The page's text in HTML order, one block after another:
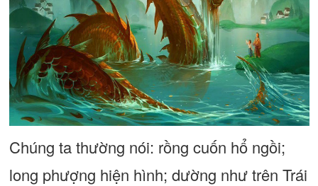
Chúng ta thường nói: rồng cuốn hổ ngồi;
long phượng hiện hình; dường như trên Trái